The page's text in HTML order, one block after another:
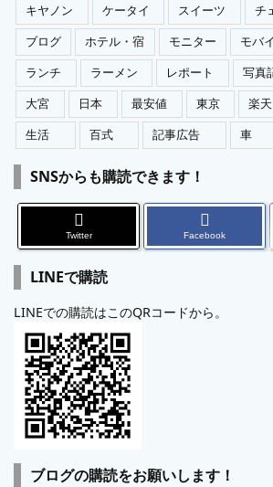
キヤノン
ケータイ スイーツ チ
ブログ
ホテル・宿 モニター モバ
ランチ
ラーメン レポート 写真
大宮
日本 最安値 東京 楽天
生活
百式 記事広告 車
SNSからも購読できます！
Twitter Facebook
LINEで購読
LINEでの購読はこのQRコードから。
ブログの購読をお願いします！